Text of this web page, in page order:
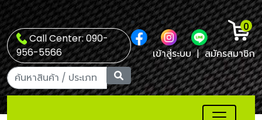
Call Center: 090-
956-5566
0
เข้าสู่ระบบ | สมัครสมาชิก